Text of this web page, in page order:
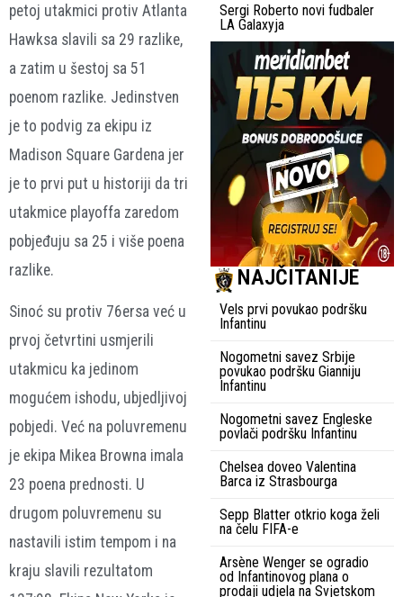
petoj utakmici protiv Atlanta
Hawksa slavili sa 29 razlike,
a zatim u šestoj sa 51
poenom razlike. Jedinstven
je to podvig za ekipu iz
Madison Square Gardena jer
je to prvi put u historiji da tri
utakmice playoffa zaredom
pobjeđuju sa 25 i više poena
razlike.
Sinoć su protiv 76ersa već u
prvoj četvrtini usmjerili
utakmicu ka jedinom
mogućem ishodu, ubjedljivoj
pobjedi. Već na poluvremenu
je ekipa Mikea Browna imala
23 poena prednosti. U
drugom poluvremenu su
nastavili istim tempom i na
kraju slavili rezultatom
Sergi Roberto novi fudbaler
LA Galaxyja
NAJČITANIJE
Vels prvi povukao podršku
Infantinu
Nogometni savez Srbije
povukao podršku Gianniju
Infantinu
Nogometni savez Engleske
povlači podršku Infantinu
Chelsea doveo Valentina
Barca iz Strasbourga
Sepp Blatter otkrio koga želi
na čelu FIFA-e
Arsène Wenger se ogradio
od Infantinovog plana o
prodaji udjela na Svjetskom